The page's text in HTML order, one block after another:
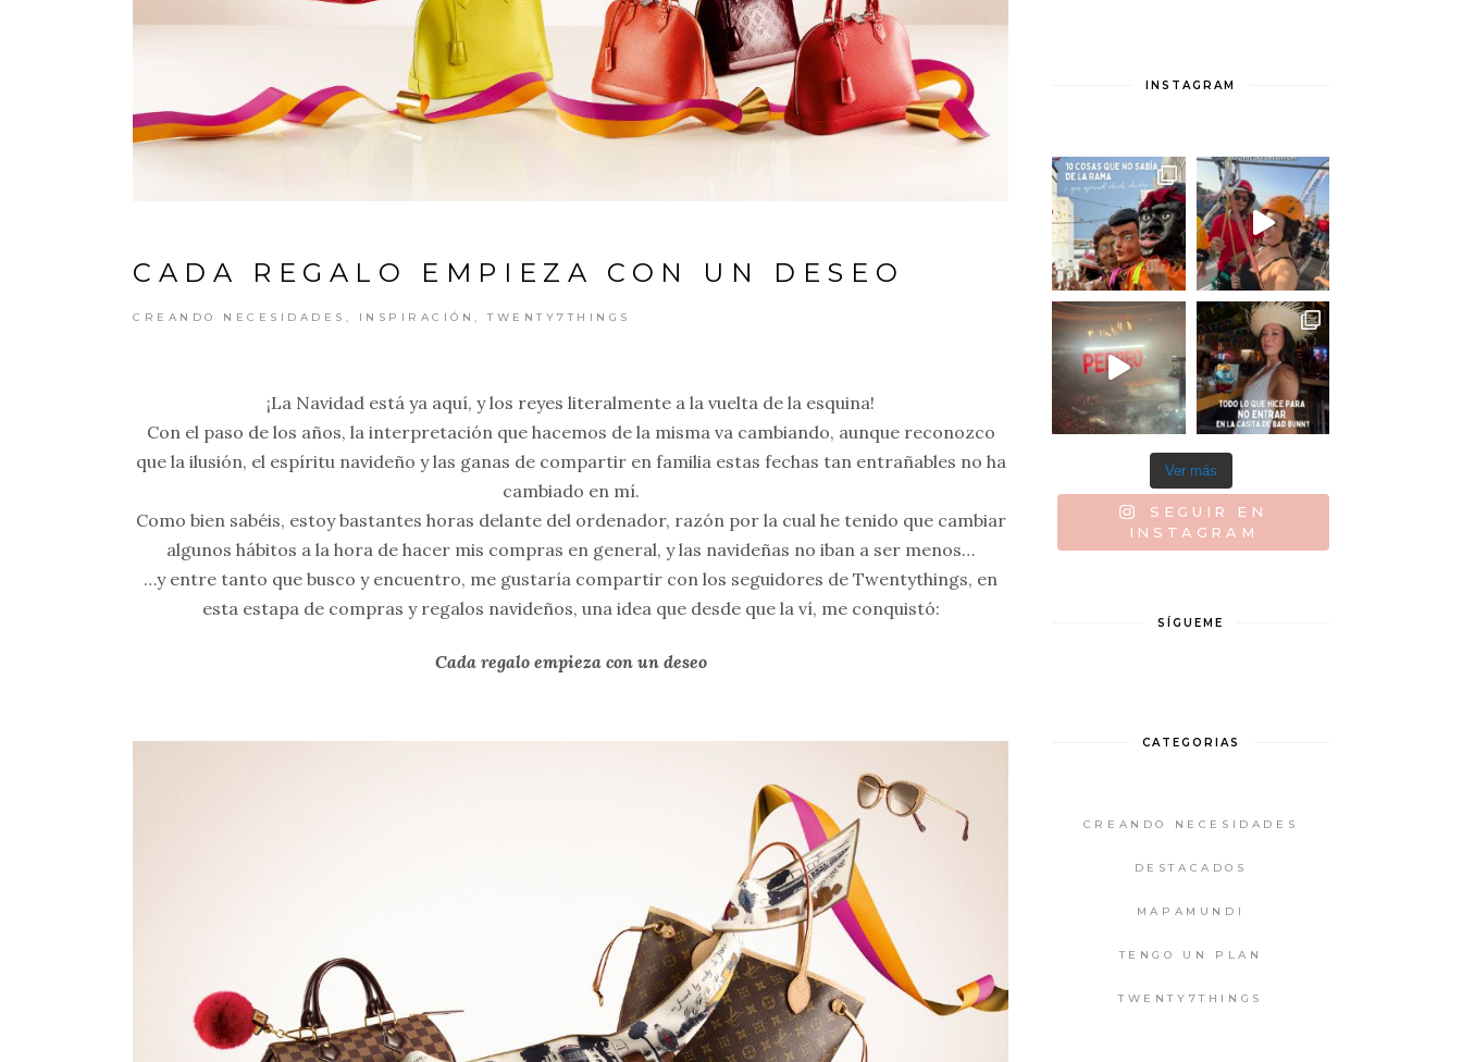
CADA REGALO EMPIEZA CON UN DESEO
CREANDO NECESIDADES , INSPIRACIÓN ,TWENTY7THINGS
¡La Navidad está ya aquí, y los reyes literalmente a la vuelta de la esquina!
Con el paso de los años, la interpretación que hacemos de la misma va cambiando, aunque reconozco
que la ilusión, el espíritu navideño y las ganas de compartir en familia estas fechas tan entrañables no ha
cambiado en mí.
Como bien sabéis, estoy bastantes horas delante del ordenador, razón por la cual he tenido que cambiar
algunos hábitos a la hora de hacer mis compras en general, y las navideñas no iban a ser menos…
…y entre tanto que busco y encuentro, me gustaría compartir con los seguidores de Twentythings, en
esta estapa de compras y regalos navideños, una idea que desde que la ví, me conquistó:
Cada regalo empieza con un deseo
INSTAGRAM
Ver más
SEGUIR EN
INSTAGRAM
SÍGUEME
CATEGORIAS
CREANDO NECESIDADES
DESTACADOS
MAPAMUNDI
TENGO UN PLAN
TWENTY7THINGS